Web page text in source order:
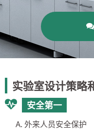
实验室设计策略
安全第一
外来人员安全保护